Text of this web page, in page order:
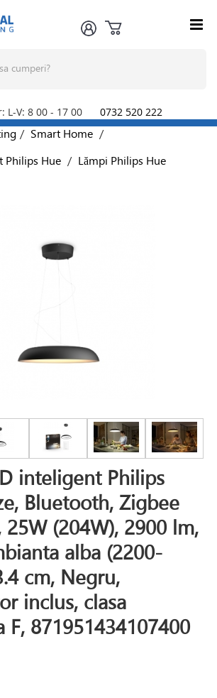
L-V: 8 00 - 17 00 0732 520 222
/ Smart Home /
Philips Hue / Lămpi Philips Hue
inteligent Philips
Bluetooth, Zigbee
(204W), 2900 lm,
alba (2200-
cm, Negru,
inclus, clasa
F, 871951434107400